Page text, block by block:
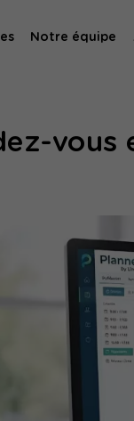
Notre équipe
vous